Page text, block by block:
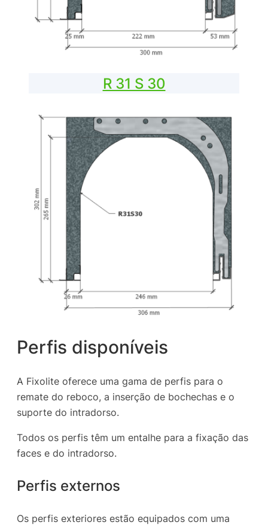
R 31 S 30
Perfis disponíveis
A Fixolite oferece uma gama de perfis para o
remate do reboco, a inserção de bochechas e o
suporte do intradorso.
Todos os perfis têm um entalhe para a fixação das
faces e do intradorso.
Perfis externos
Os perfis exteriores estão equipados com uma